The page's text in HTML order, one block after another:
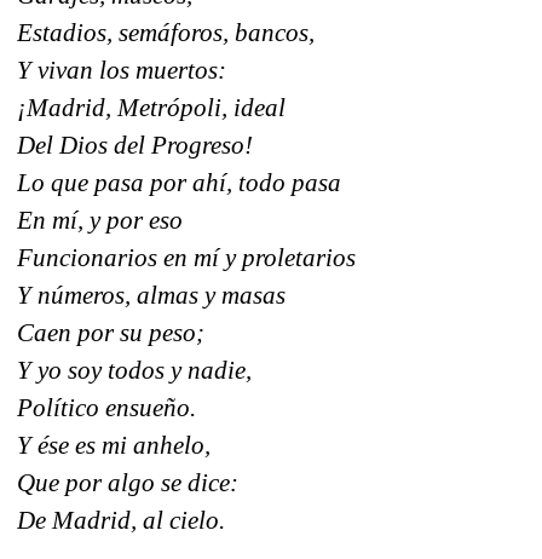
Estadios, semáforos, bancos,
Y vivan los muertos:
¡Madrid, Metrópoli, ideal
Del Dios del Progreso!
Lo que pasa por ahí, todo pasa
En mí, y por eso
Funcionarios en mí y proletarios
Y números, almas y masas
Caen por su peso;
Y yo soy todos y nadie,
Político ensueño.
Y ése es mi anhelo,
Que por algo se dice:
De Madrid, al cielo.